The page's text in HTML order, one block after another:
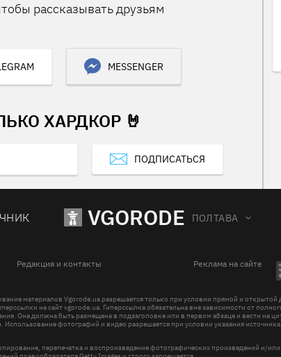
рассказывать друзьям
MESSENGER
ХАРДКОР 🤘
ПОДПИСАТЬСЯ
VGORODE ПОЛТАВА
Редакция и контакты
Реклама на сайте
материалов Vgorode.ua разрешается только при условии прямой и открытой
на сайт vgorode.ua. Гиперссылка обязательна вне зависимости от
Она должна быть размещена в подзаголовке или в первом абзаце и вести на
Использование фотографий и видео разрешается при условии указания
перепечатка и воспроизведение фотографических произведений и/